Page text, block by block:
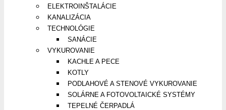
ELEKTROINŠTALÁCIE
KANALIZÁCIA
TECHNOLÓGIE
SANÁCIE
VYKUROVANIE
KACHLE A PECE
KOTLY
PODLAHOVÉ A STENOVÉ VYKUROVANIE
SOLÁRNE A FOTOVOLTAICKÉ SYSTÉMY
TEPELNÉ ČERPADLÁ